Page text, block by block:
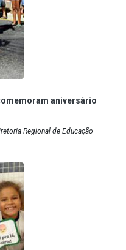
aniversário
Regional de Educação